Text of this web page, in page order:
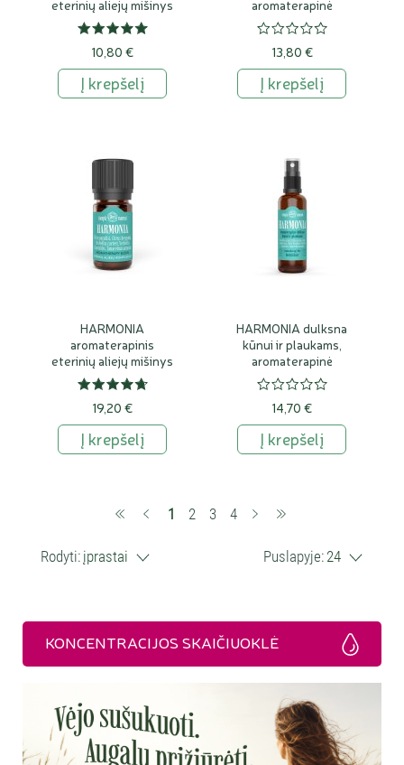
eterinių aliejų mišinys
10,80 €
Į krepšelį
aromaterapinė
13,80 €
Į krepšelį
HARMONIA
aromaterapinis
eterinių aliejų mišinys
19,20 €
Į krepšelį
HARMONIA dulksna
kūnui ir plaukams,
aromaterapinė
14,70 €
Į krepšelį
1
(current)
2 3 4
Rodyti: įprastai Puslapyje: 24
KONCENTRACIJOS SKAIČIUOKLĖ